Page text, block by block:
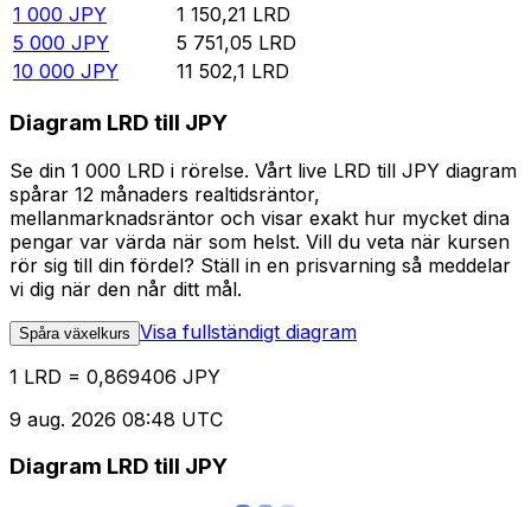
1 000 JPY 1 150,21 LRD
5 000 JPY 5 751,05 LRD
10 000 JPY 11 502,1 LRD
Diagram LRD till JPY
Se din 1 000 LRD i rörelse. Vårt live LRD till JPY diagram
spårar 12 månaders realtidsräntor,
mellanmarknadsräntor och visar exakt hur mycket dina
pengar var värda när som helst. Vill du veta när kursen
rör sig till din fördel? Ställ in en prisvarning så meddelar
vi dig när den når ditt mål.
Spåra växelkurs Visa fullständigt diagram
1 LRD = 0,869406 JPY
9 aug. 2026 08:48 UTC
Diagram LRD till JPY